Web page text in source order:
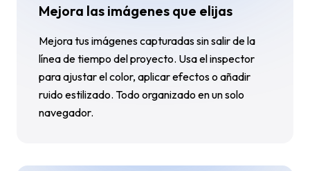
Mejora las imágenes que elijas
Mejora tus imágenes capturadas sin salir de la
línea de tiempo del proyecto. Usa el inspector
para ajustar el color, aplicar efectos o añadir
ruido estilizado. Todo organizado en un solo
navegador.